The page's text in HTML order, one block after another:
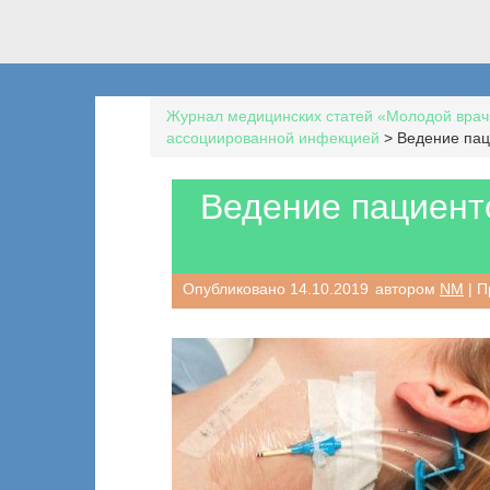
Журнал медицинских статей «Молодой
ассоциированной инфекцией > Ведение
Ведение
Опубликовано 14.10.2019 автором NM |